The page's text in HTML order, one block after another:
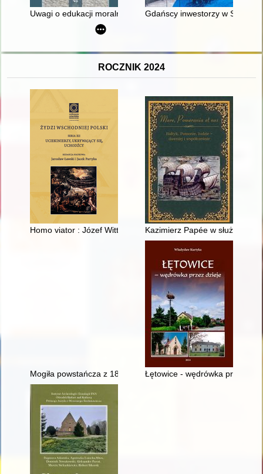
Uwagi o edukacji moralnej synów szlacheckich w XVI-
Gdańscy inwestorzy w
ROCZNIK 2024
Homo viator : Józef Wittlin - podróżnik, banita, uciekinier
Kazimierz Papée w służbie
Mogiła powstańcza z 1863 roku w Nowej Wsi (cienińskiej)
Łętowice - wędrówka przez